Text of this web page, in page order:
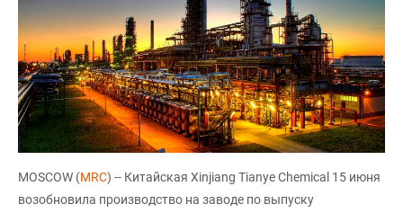
MOSCOW (MRC) -- Китайская Xinjiang Tianye Chemical 15 июня
возобновила производство на заводе по выпуску